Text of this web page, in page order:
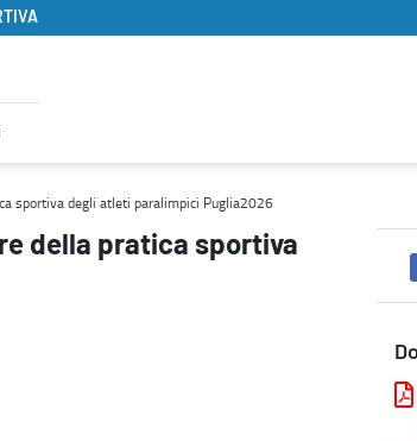
Puglia2026 - Puglia Sportiva
sportiva degli atleti paralimpici Puglia2026
della pratica sportiva